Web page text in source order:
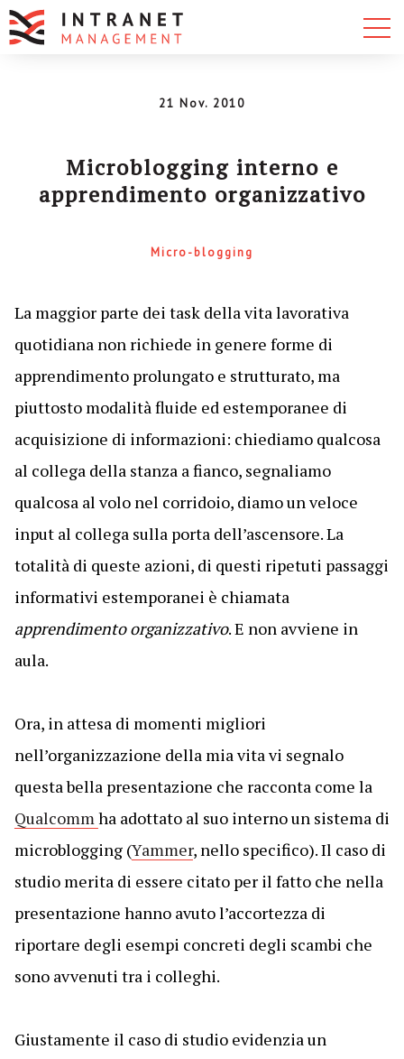
21 Nov. 2010
Microblogging interno e
apprendimento organizzativo
Micro-blogging
La maggior parte dei task della vita lavorativa
quotidiana non richiede in genere forme di
apprendimento prolungato e strutturato, ma
piuttosto modalità fluide ed estemporanee di
acquisizione di informazioni: chiediamo qualcosa
al collega della stanza a fianco, segnaliamo
qualcosa al volo nel corridoio, diamo un veloce
input al collega sulla porta dell’ascensore. La
totalità di queste azioni, di questi ripetuti passaggi
informativi estemporanei è chiamata
apprendimento organizzativo. E non avviene in
aula.
Ora, in attesa di momenti migliori
nell’organizzazione della mia vita vi segnalo
questa bella presentazione che racconta come la
Qualcommha adottato al suo interno un sistema di
microblogging (Yammer, nello specifico). Il caso di
studio merita di essere citato per il fatto che nella
presentazione hanno avuto l’accortezza di
riportare degli esempi concreti degli scambi che
sono avvenuti tra i colleghi.
Giustamente il caso di studio evidenzia un